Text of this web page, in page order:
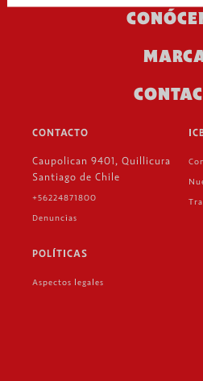
CONTACTO
Caupolican 9401, Quillicura
Santiago de Chile
+56224871800
Denuncias
POLÍTICAS
Aspectos legales